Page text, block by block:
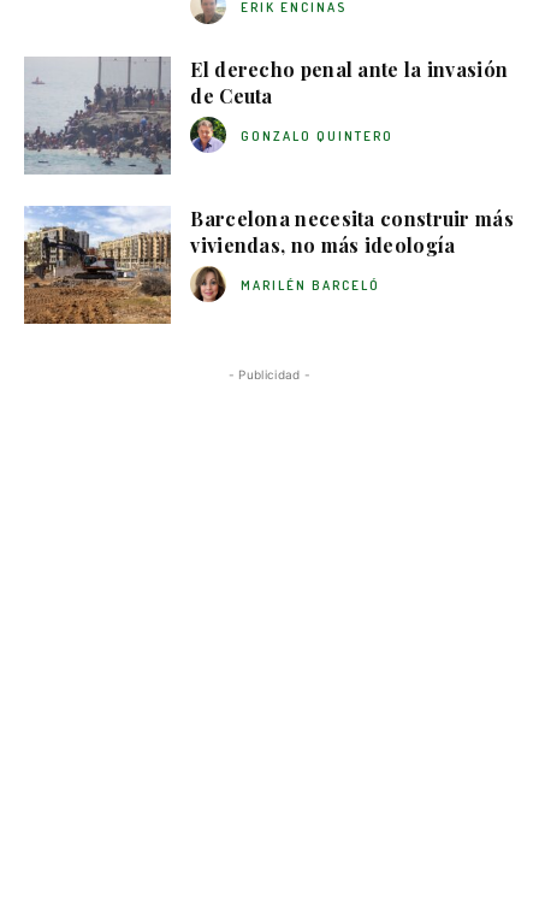
ERIK ENCINAS
El derecho penal ante la invasión
de Ceuta
GONZALO QUINTERO
Barcelona necesita construir más
viviendas, no más ideología
MARILÉN BARCELÓ
- Publicidad -